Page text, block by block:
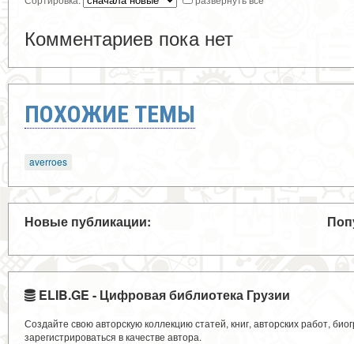
Комментариев пока нет
ПОХОЖИЕ ТЕМЫ
averroes
Новые публикации:
ELIB.GE - Цифровая библиотека Грузии
Создайте свою авторскую коллекцию статей, книг, авторских работ,
зарегистрироваться в качестве автора.